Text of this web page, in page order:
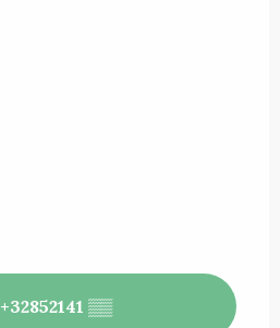
+32852141 ▒▒